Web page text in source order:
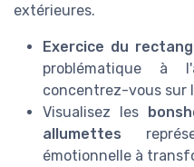
extérieures.
Exercice du
problématique à
concentrez-vous sur
Visualisez les
allumettes
émotionnelle à